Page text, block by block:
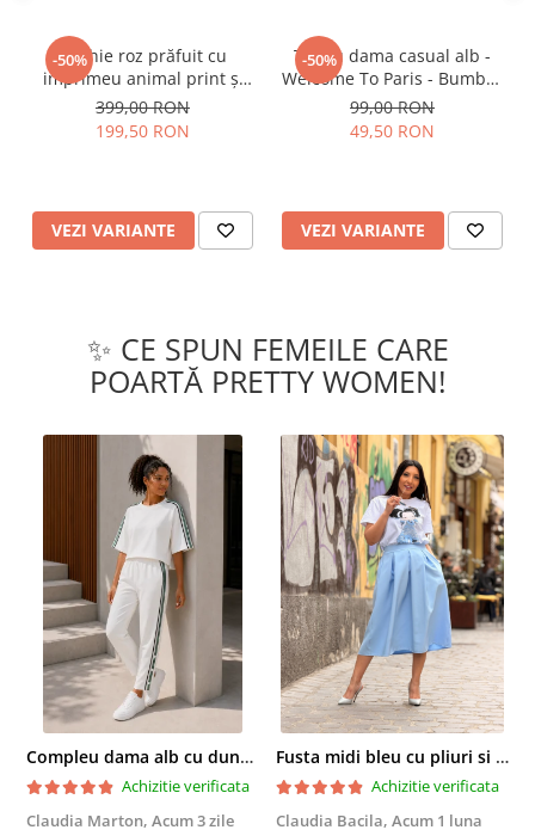
-50%
Rochie roz prăfuit cu
imprimeu animal print și
curea
399,00 RON
199,50 RON
VEZI VARIANTE
-50%
Tricou dama casual alb -
Welcome To Paris - Bumbac
Organic
99,00 RON
49,50 RON
VEZI VARIANTE
✨ CE SPUN FEMEILE CARE
POARTĂ PRETTY WOMEN!
Compleu dama alb cu dungi laterale in nuante de verde si negru
Achizitie verificata
Claudia Marton, Acum 3 zile
Fusta midi bleu cu pliuri si buzunare
Achizitie verificata
Claudia Bacila, Acum 1 luna